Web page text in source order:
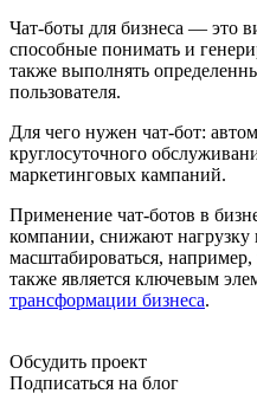
Чат-боты для бизнеса — это
способные понимать и
также выполнять
пользователя.
Для чего нужен чат-бот:
круглосуточного
маркетинговых кампаний.
Применение чат-ботов в
компании, снижают нагрузку
масштабироваться,
также является ключевым
трансформации бизнеса.
Обсудить проект
Подписаться на блог